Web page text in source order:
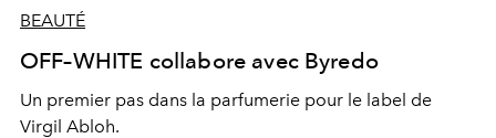
BEAUTÉ
OFF–WHITE collabore avec Byredo
Un premier pas dans la parfumerie pour le label de
Virgil Abloh.